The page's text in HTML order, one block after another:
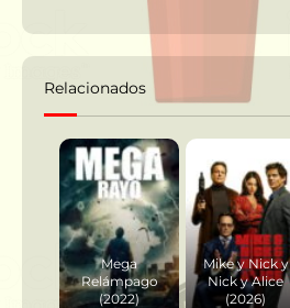
Relacionados
Mega
Relámpago
(2022)
Mike y Nick y
Nick y Alice
(2026)